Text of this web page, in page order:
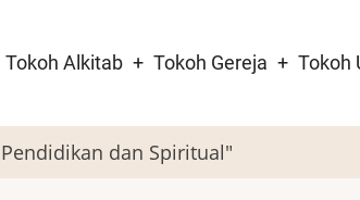
Tokoh Alkitab Tokoh Gereja Tokoh
dan Spiritual"